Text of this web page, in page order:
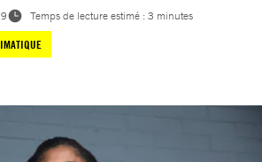
Temps de lecture estimé : 3 minutes